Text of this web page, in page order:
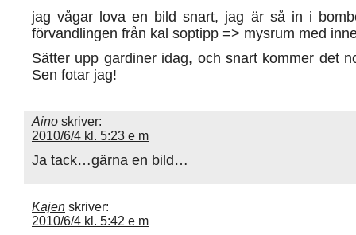
jag vågar lova en bild snart, jag är så in i
förvandlingen från kal soptipp => mysrum med
Sätter upp gardiner idag, och snart kommer det
Sen fotar jag!
Aino skriver:
2010/6/4 kl. 5:23 e m
Ja tack…gärna en bild…
Kajen skriver:
2010/6/4 kl. 5:42 e m